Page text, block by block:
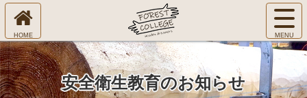
コ
テ
ン
ツ
本
文
安全衛生教育のお知らせ
㈱Ｆ
ＯＲ
ホ
ー
ム
へ
サ
イ
ト
ュ